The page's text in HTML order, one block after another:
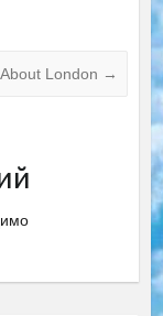
About London →